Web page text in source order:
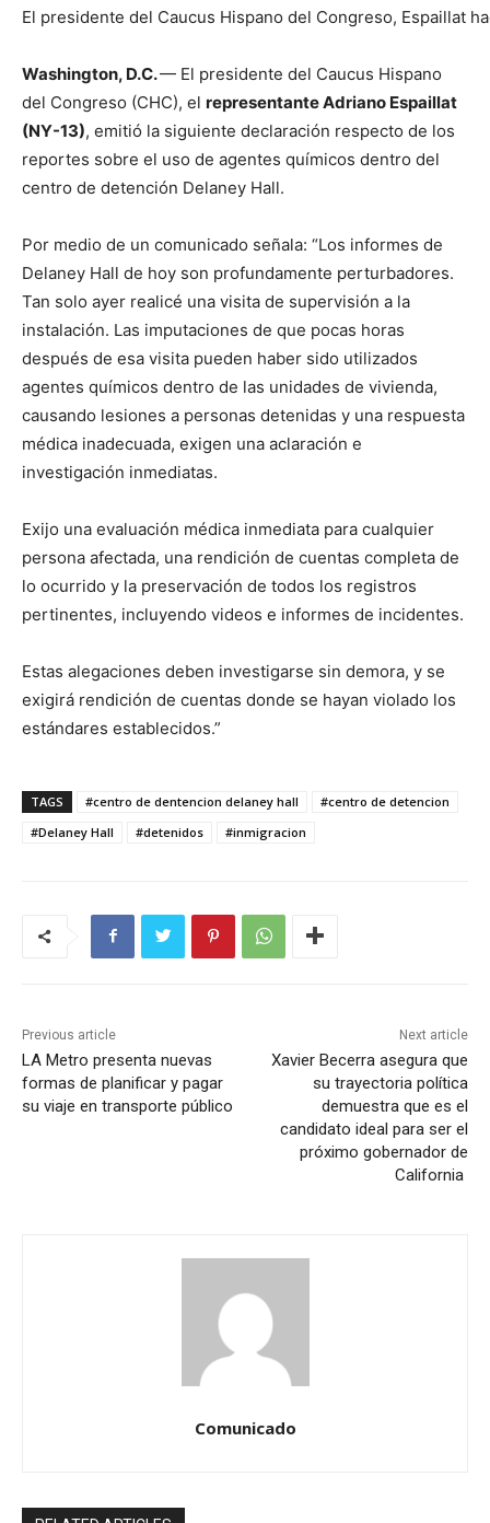
El presidente del Caucus Hispano del Congreso, Espaillat
Washington, D.C.— El presidente del Caucus Hispano
del Congreso (CHC), el representante Adriano Espaillat
(NY-13), emitió la siguiente declaración respecto de los
reportes sobre el uso de agentes químicos dentro del
centro de detención Delaney Hall.
Por medio de un comunicado señala: “Los informes de
Delaney Hall de hoy son profundamente perturbadores.
Tan solo ayer realicé una visita de supervisión a la
instalación. Las imputaciones de que pocas horas
después de esa visita pueden haber sido utilizados
agentes químicos dentro de las unidades de vivienda,
causando lesiones a personas detenidas y una respuesta
médica inadecuada, exigen una aclaración e
investigación inmediatas.
Exijo una evaluación médica inmediata para cualquier
persona afectada, una rendición de cuentas completa de
lo ocurrido y la preservación de todos los registros
pertinentes, incluyendo videos e informes de incidentes.
Estas alegaciones deben investigarse sin demora, y se
exigirá rendición de cuentas donde se hayan violado los
estándares establecidos.”
TAGS #centro de dentencion delaney hall
#centro de detencion
#Delaney Hall
#detenidos #inmigracion
Previous article
LA Metro presenta nuevas
formas de planificar y pagar
su viaje en transporte público
Next article
Xavier Becerra asegura que
su trayectoria política
demuestra que es el
candidato ideal para ser el
próximo gobernador de
California
Comunicado